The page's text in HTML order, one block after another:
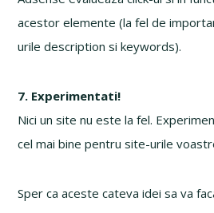
acestor elemente (la fel de
urile description si keywords).
7. Experimentati!
Nici un site nu este la fel.
cel mai bine pentru site-urile
Sper ca aceste cateva idei sa va